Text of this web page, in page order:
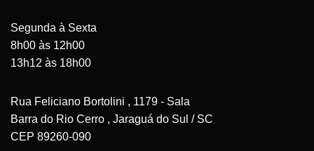
Segunda à Sexta
8h00 às 12h00
13h12 às 18h00
Rua Feliciano Bortolini , 1179 - Sala
Barra do Rio Cerro , Jaraguá do Sul / SC
CEP 89260-090